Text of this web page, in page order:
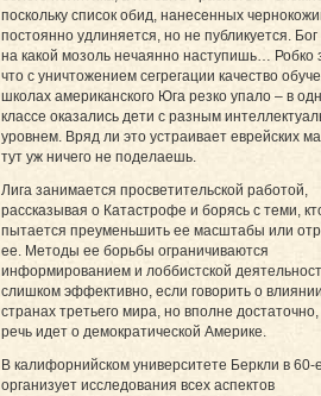
поскольку список обид, нанесенных
постоянно удлиняется, но не публикуется. Бог
на какой мозоль нечаянно наступишь… Робко
что с уничтожением сегрегации качество
школах американского Юга резко упало – в
классе оказались дети с разным
уровнем. Вряд ли это устраивает еврейских
тут уж ничего не поделаешь.
Лига занимается просветительской работой,
рассказывая о Катастрофе и борясь с теми,
пытается преуменьшить ее масштабы или
ее. Методы ее борьбы ограничиваются
информированием и лоббистской
слишком эффективно, если говорить о
странах третьего мира, но вполне
речь идет о демократической Америке.
В калифорнийском университете Беркли в 60-
организует исследования всех аспектов